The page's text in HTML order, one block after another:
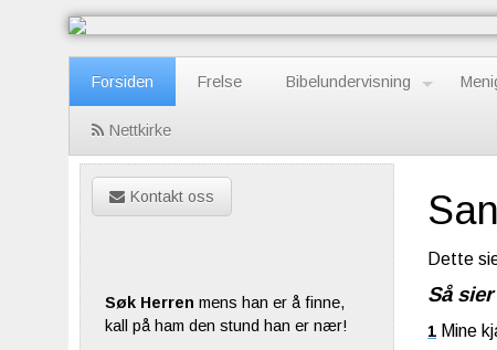
Forsiden Frelse Bibelundervisning
Nettkirke
Kontakt oss
Søk Herren mens han er å finne,
kall på ham den stund han er nær!
Dette
Så
1 Mine